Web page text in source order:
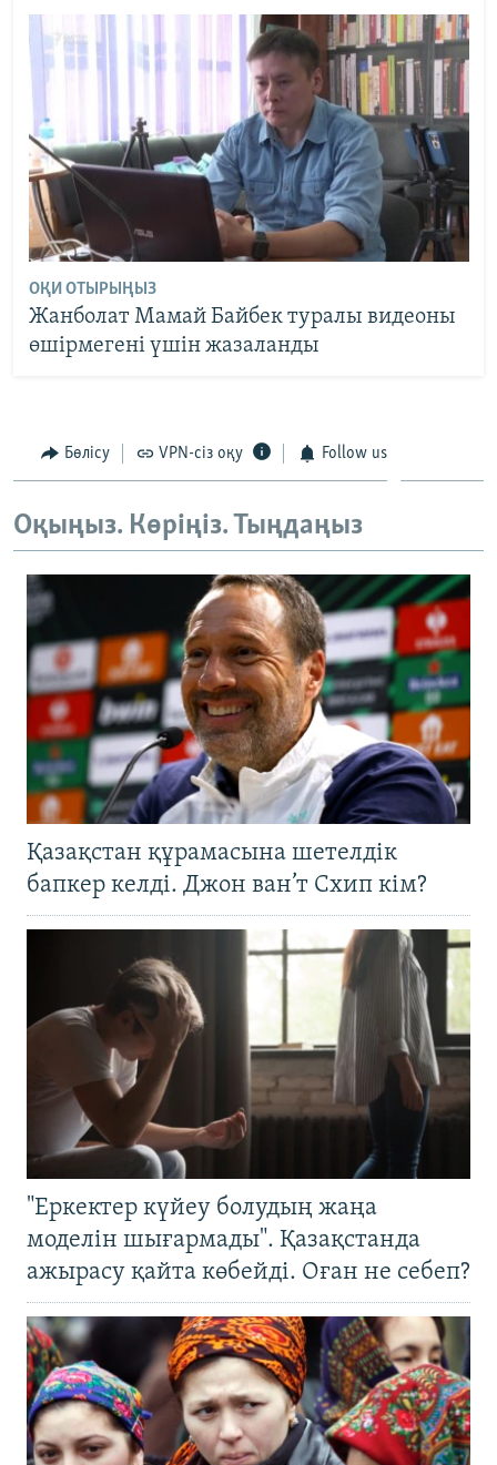
ОҚИ ОТЫРЫҢЫЗ
Жанболат Мамай Байбек туралы видеоны
өшірмегені үшін жазаланды
Бөлісу VPN-сіз оқу Follow us
Оқыңыз. Көріңіз. Тыңдаңыз
Қазақстан құрамасына шетелдік
бапкер келді. Джон ван’т Схип кім?
"Еркектер күйеу болудың жаңа
моделін шығармады". Қазақстанда
ажырасу қайта көбейді. Оған не себеп?